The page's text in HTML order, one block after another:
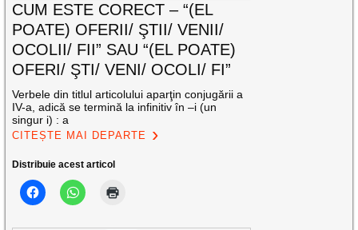
CUM ESTE CORECT – “(EL
POATE) OFERII/ ŞTII/ VENII/
OCOLII/ FII” SAU “(EL POATE)
OFERI/ ŞTI/ VENI/ OCOLI/ FI”
Verbele din titlul articolului aparţin conjugării a
IV-a, adică se termină la infinitiv în –i (un
singur i) : a
CITEȘTE MAI DEPARTE
Distribuie acest articol